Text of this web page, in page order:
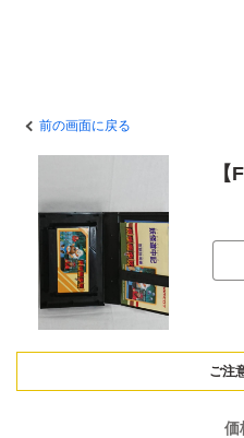
前の画面に戻る
ご注
価